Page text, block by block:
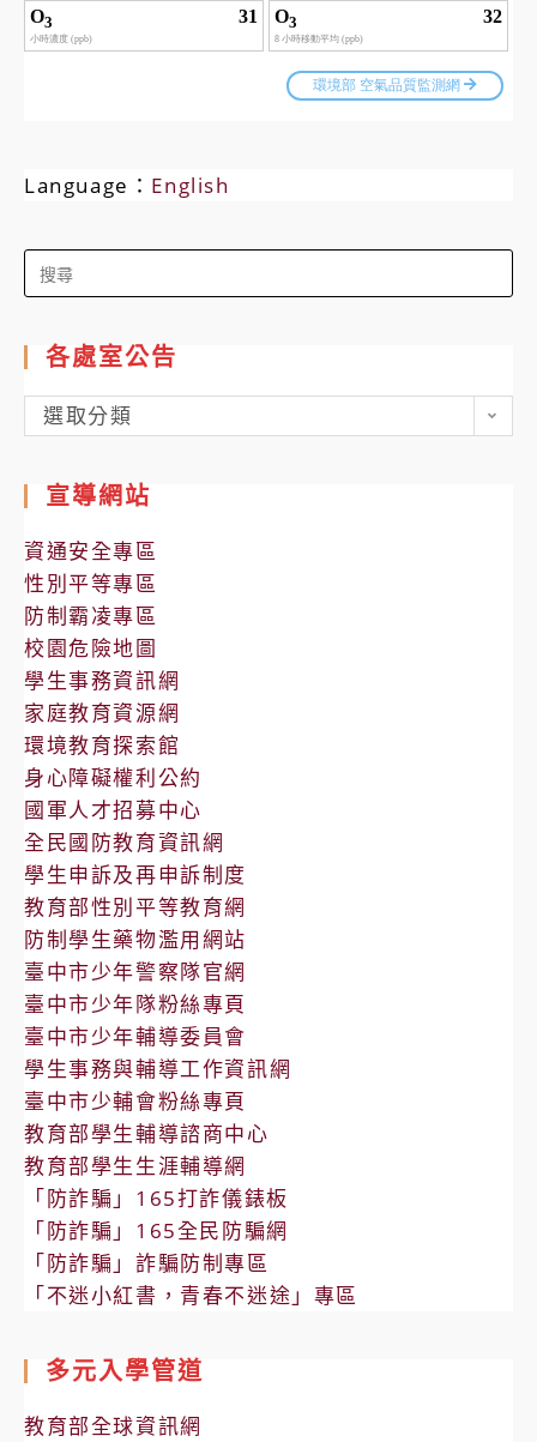
Language： English
Search
for:
各處室公告
各
處
公
告
選取分類
宣導網站
資通安全專區
性別平等專區
防制霸凌專區
校園危險地圖
學生事務資訊網
家庭教育資源網
環境教育探索館
身心障礙權利公約
國軍人才招募中心
全民國防教育資訊網
學生申訴及再申訴制度
教育部性別平等教育網
防制學生藥物濫用網站
臺中市少年警察隊官網
臺中市少年隊粉絲專頁
臺中市少年輔導委員會
學生事務與輔導工作資訊網
臺中市少輔會粉絲專頁
教育部學生輔導諮商中心
教育部學生生涯輔導網
「防詐騙」165打詐儀錶板
「防詐騙」165全民防騙網
「防詐騙」詐騙防制專區
「不迷小紅書，青春不迷途」專區
多元入學管道
教育部全球資訊網